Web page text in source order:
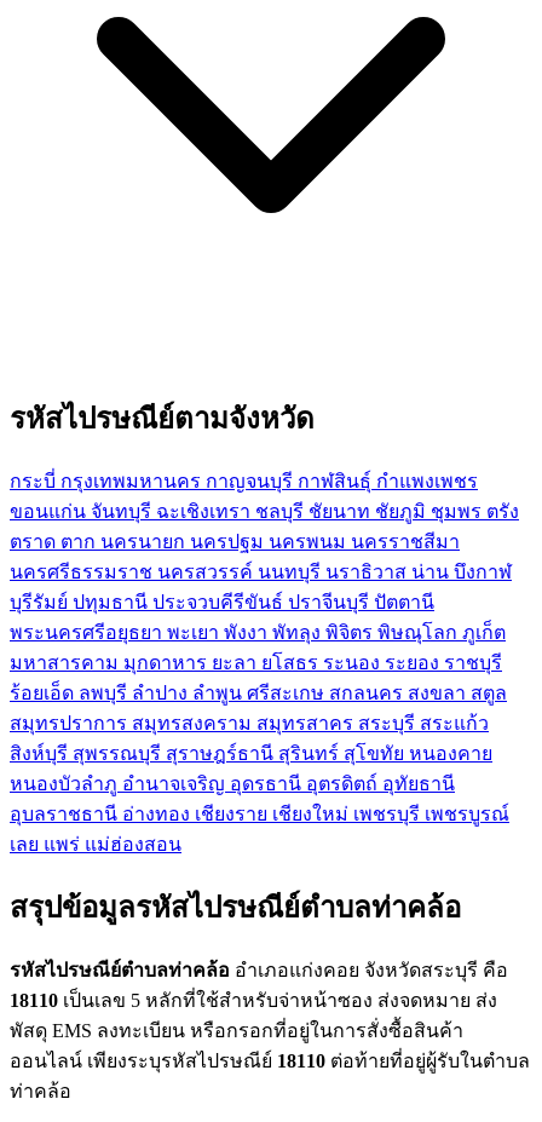
รหัสไปรษณีย์ตามจังหวัด
กระบี่ กรุงเทพมหานคร กาญจนบุรี กาฬสินธุ์ กำแพงเพชร
ขอนแก่น จันทบุรี ฉะเชิงเทรา ชลบุรี ชัยนาท ชัยภูมิ ชุมพร ตรัง
ตราด ตาก นครนายก นครปฐม นครพนม นครราชสีมา
นครศรีธรรมราช นครสวรรค์ นนทบุรี นราธิวาส น่าน บึงกาฬ
บุรีรัมย์ ปทุมธานี ประจวบคีรีขันธ์ ปราจีนบุรี ปัตตานี
พระนครศรีอยุธยา พะเยา พังงา พัทลุง พิจิตร พิษณุโลก ภูเก็ต
มหาสารคาม มุกดาหาร ยะลา ยโสธร ระนอง ระยอง ราชบุรี
ร้อยเอ็ด ลพบุรี ลำปาง ลำพูน ศรีสะเกษ สกลนคร สงขลา สตูล
สมุทรปราการ สมุทรสงคราม สมุทรสาคร สระบุรี สระแก้ว
สิงห์บุรี สุพรรณบุรี สุราษฎร์ธานี สุรินทร์ สุโขทัย หนองคาย
หนองบัวลำภู อำนาจเจริญ อุดรธานี อุตรดิตถ์ อุทัยธานี
อุบลราชธานี อ่างทอง เชียงราย เชียงใหม่ เพชรบุรี เพชรบูรณ์
เลย แพร่ แม่ฮ่องสอน
สรุปข้อมูลรหัสไปรษณีย์ตำบลท่าคล้อ
รหัสไปรษณีย์ตำบลท่าคล้อ อำเภอแก่งคอย จังหวัดสระบุรี คือ
18110 เป็นเลข 5 หลักที่ใช้สำหรับจ่าหน้าซอง ส่งจดหมาย ส่ง
พัสดุ EMS ลงทะเบียน หรือกรอกที่อยู่ในการสั่งซื้อสินค้า
ออนไลน์ เพียงระบุรหัสไปรษณีย์ 18110 ต่อท้ายที่อยู่ผู้รับในตำบล
ท่าคล้อ